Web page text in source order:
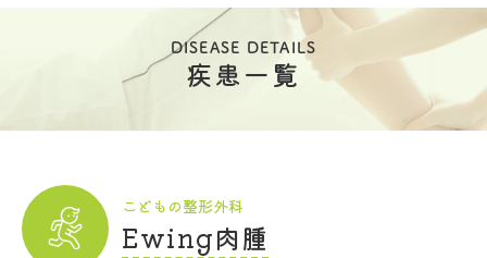
DISEASE DETAILS
疾患一覧
こどもの整形外科
Ewing肉腫